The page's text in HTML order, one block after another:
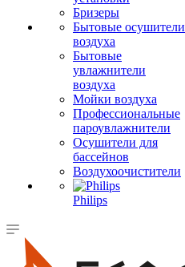
Бризеры
Бытовые осушители
воздуха
Бытовые
увлажнители
воздуха
Мойки воздуха
Профессиональные
пароувлажнители
Осушители для
бассейнов
Воздухоочистители
Philips